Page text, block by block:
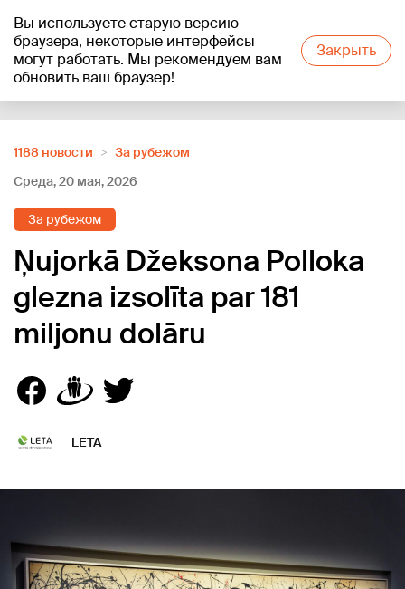
Вы используете старую версию
браузера, некоторые интерфейсы
могут работать. Мы рекомендуем вам
обновить ваш браузер!
Закрыть
+21°C
1188 новости
За рубежом
Среда, 20 мая, 2026
За рубежом
Ņujorkā Džeksona Polloka
glezna izsolīta par 181
miljonu dolāru
LETA